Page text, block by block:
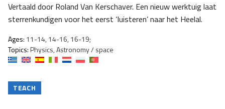
Vertaald door Roland Van Kerschaver. Een nieuw werktuig laat
sterrenkundigen voor het eerst ‘luisteren’ naar het Heelal.
Ages: 11-14, 14-16, 16-19;
Topics:Physics, Astronomy / space
TEACH